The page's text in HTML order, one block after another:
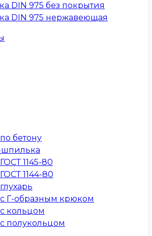
DIN 975 без покрытия
DIN 975 нержавеющая
бетону
1145-80
1144-80
Г-образным крюком
кольцом
полукольцом